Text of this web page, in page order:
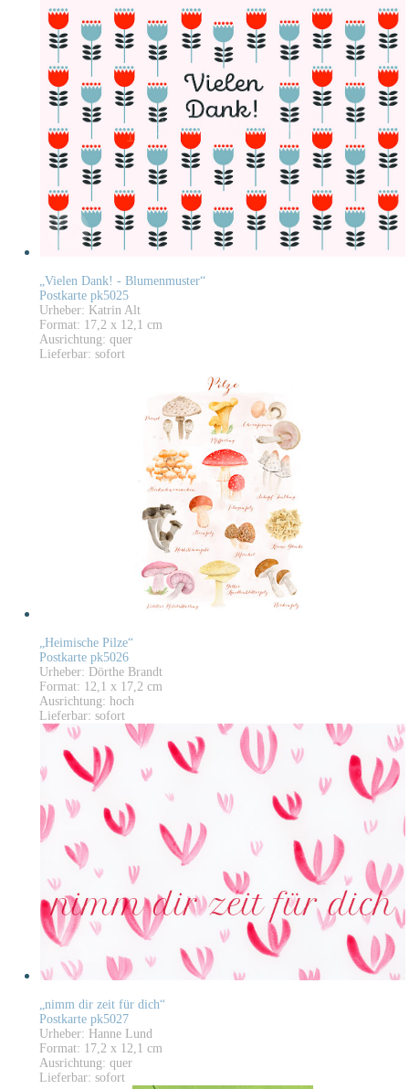
„Vielen Dank! - Blumenmuster“
Postkarte pk5025
Urheber: Katrin Alt
Format: 17,2 x 12,1 cm
Ausrichtung: quer
Lieferbar: sofort
„Heimische Pilze“
Postkarte pk5026
Urheber: Dörthe Brandt
Format: 12,1 x 17,2 cm
Ausrichtung: hoch
Lieferbar: sofort
„nimm dir zeit für dich“
Postkarte pk5027
Urheber: Hanne Lund
Format: 17,2 x 12,1 cm
Ausrichtung: quer
Lieferbar: sofort